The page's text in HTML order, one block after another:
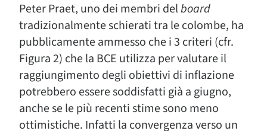
Peter Praet, uno dei membri delboard
tradizionalmente schierati tra le colombe, ha
pubblicamente ammesso che i 3 criteri (cfr.
Figura 2) che la BCE utilizza per valutare il
raggiungimento degli obiettivi di inflazione
potrebbero essere soddisfatti già a giugno,
anche se le più recenti stime sono meno
ottimistiche. Infatti la convergenza verso un